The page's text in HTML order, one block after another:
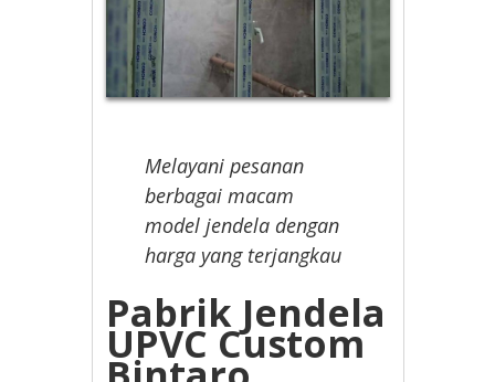
Melayani pesanan
berbagai macam
model jendela dengan
harga yang terjangkau
Pabrik Jendela
UPVC Custom